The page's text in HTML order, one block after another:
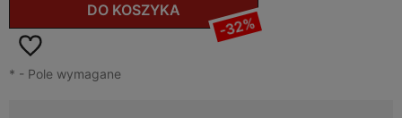
DO KOSZYKA
-32%
* - Pole wymagane